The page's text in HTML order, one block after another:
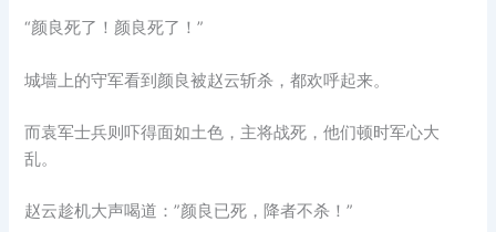
“颜良死了！颜良死了！”
城墙上的守军看到颜良被赵云斩杀，都欢呼起来。
而袁军士兵则吓得面如土色，主将战死，他们顿时军心大
乱。
赵云趁机大声喝道：”颜良已死，降者不杀！”